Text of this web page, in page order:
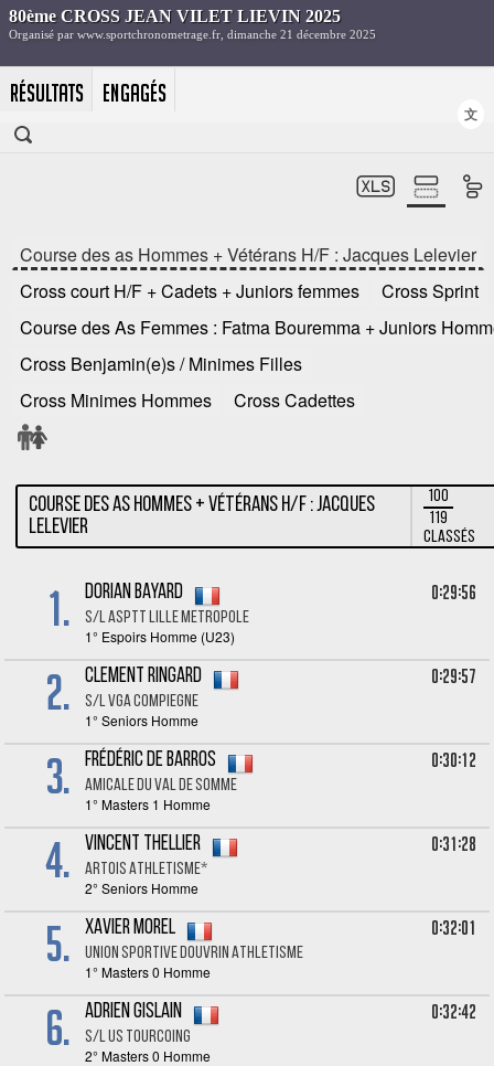
RÉSULTATS ENGAGÉS
文
Course des as Hommes + Vétérans H/F : Jacques Lelevier
Cross court H/F + Cadets + Juniors femmes
Cross Sprint
Course des As Femmes : Fatma Bouremma + Juniors
Cross Benjamin(e)s / Minimes Filles
Cross Minimes Hommes
Cross Cadettes
Course des as Hommes + Vétérans H/F : Jacques
Lelevier
100
119
Classés
1. Dorian BAYARD
S/L ASPTT LILLE METROPOLE
1° Espoirs Homme (U23)
0:29:56
2. Clement RINGARD
S/L VGA COMPIEGNE
1° Seniors Homme
0:29:57
3. Frédéric DE BARROS
AMICALE DU VAL DE SOMME
1° Masters 1 Homme
0:30:12
4. Vincent THELLIER
ARTOIS ATHLETISME*
2° Seniors Homme
0:31:28
5. Xavier MOREL
Union Sportive Douvrin Athletisme
1° Masters 0 Homme
0:32:01
6. Adrien GISLAIN
S/L US TOURCOING
2° Masters 0 Homme
0:32:42